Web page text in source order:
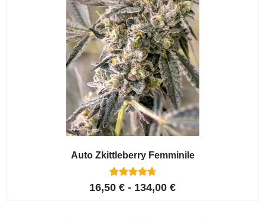
Auto Zkittleberry Femminile
Valutato
4.80
5
16,50 € - 134,00 €